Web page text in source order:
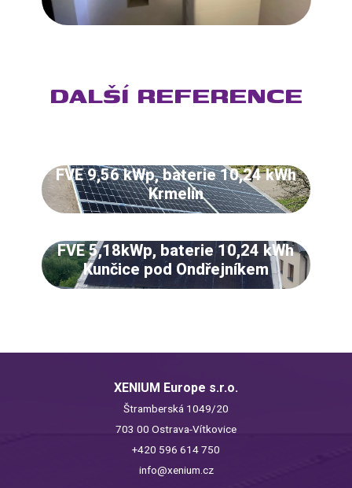
DALŠÍ REFERENCE
FVE 9,56 kWp, baterie 10,24 kWh
Krmelín
FVE 5,18kWp, baterie 10,24 kWh
Kunčice pod Ondřejníkem
XENIUM Europe s.r.o.
Štramberská 1049/20
703 00 Ostrava-Vítkovice
+420 596 614 750
info@xenium.cz